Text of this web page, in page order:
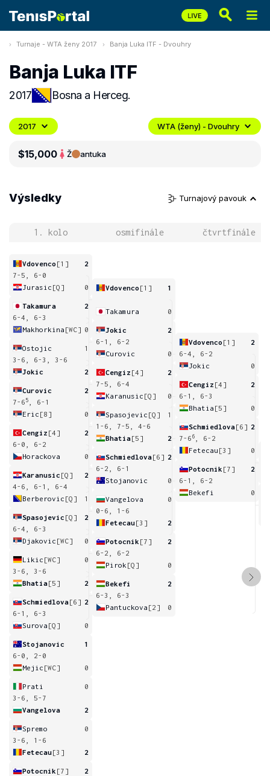
Turnaje - WTA ženy 2017 Banja Luka ITF - Dvouhry
Banja Luka ITF
2017 Bosna a Herceg.
2017 WTA (ženy) - Dvouhry
$15,000 Ž antuka
Výsledky Turnajový pavouk
1. kolo osmifinále čtvrtfinále
Vdovenco [1]
2
7-5, 6-0
Jurasic [Q] 0
Takamura
2
6-4, 6-3
Makhorkina [WC] 0
Ostojic
1
3-6, 6-3, 3-6
Jokic
2
Curovic
2
7-6 5
, 6-1
Eric [8] 0
Cengiz [4]
2
6-0, 6-2
Horackova
0
Karanusic [Q]
2
4-6, 6-1, 6-4
Berberovic [Q] 1
Spasojevic [Q]
2
6-4, 6-3
Djakovic [WC] 0
Likic [WC]
0
3-6, 3-6
Bhatia[5] 2
Schmiedlova[6] 2
6-1, 6-3
Surova [Q] 0
Stojanovic
1
6-0, 2-0
Mejic [WC] 0
Prati
0
3-6, 5-7
Vangelova
2
Spremo
0
3-6, 1-6
Fetecau[3] 2
Potocnik [7]
2
Vdovenco [1] 1
Takamura 0
Jokic
2
6-1, 6-2
Curovic
0
Cengiz [4]
2
7-5, 6-4
Karanusic [Q] 0
Spasojevic [Q]
1
1-6, 7-5, 4-6
Bhatia[5] 2
Schmiedlova[6] 2
6-2, 6-1
Stojanovic
0
Vangelova
0
0-6, 1-6
Fetecau[3] 2
Potocnik [7]
2
6-2, 6-2
Pirok [Q] 0
Bekefi
2
6-3, 6-3
Pantuckova [2] 0
Vdovenco [1]
2
6-4, 6-2
Jokic
0
Cengiz [4]
2
6-1, 6-3
Bhatia [5] 0
Schmiedlova[6] 2
7-6 6
, 6-2
Fetecau [3] 0
Potocnik [7]
2
6-1, 6-2
Bekefi
0